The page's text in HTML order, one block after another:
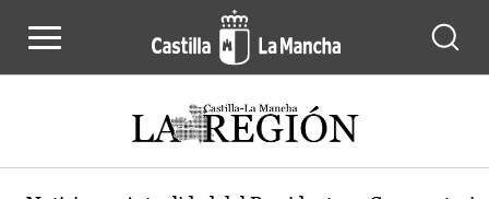
Actualidad de la región de Castilla-